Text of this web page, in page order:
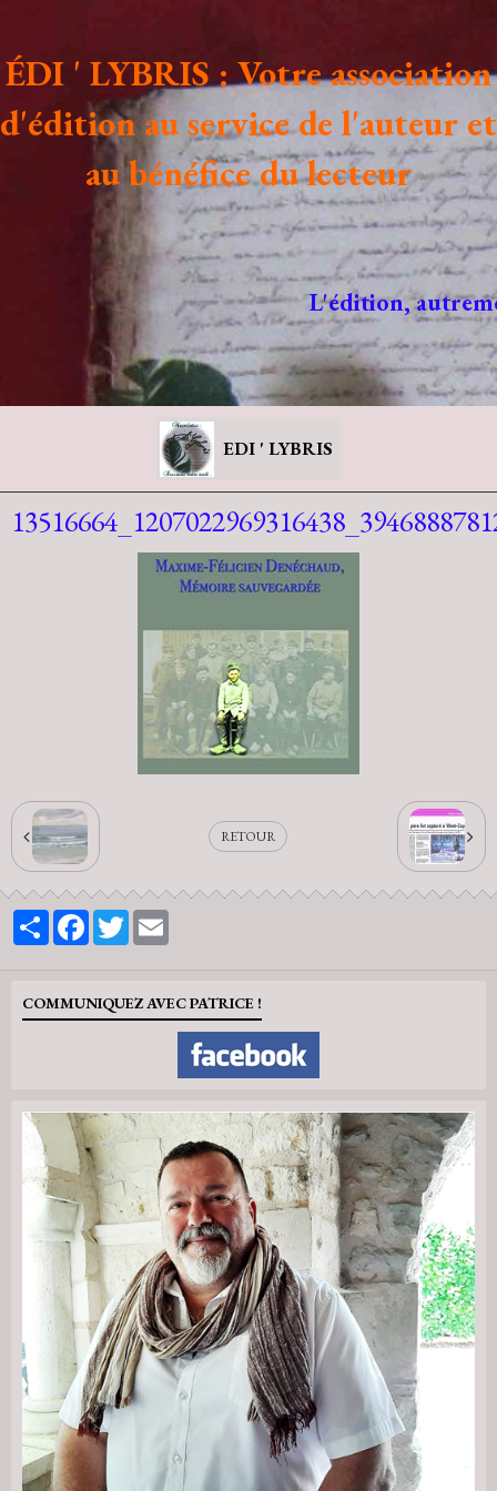
ÉDI ' LYBRIS : Votre association
d'édition au service de l'auteur et
au bénéfice du lecteur
L'édition,
EDI ' LYBRIS
RETOUR
PartagerFacebookTwitter
COMMUNIQUEZ AVEC PATRICE !